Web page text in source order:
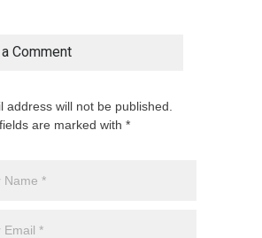
Comment
address will not be published.
are marked with *